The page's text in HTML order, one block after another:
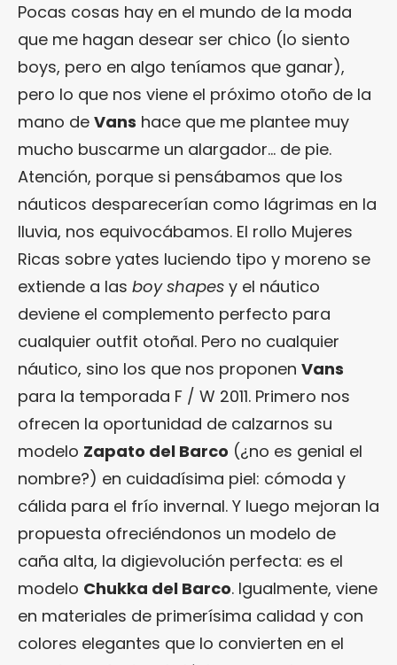
Pocas cosas hay en el mundo de la moda
que me hagan desear ser chico (lo siento
boys, pero en algo teníamos que ganar),
pero lo que nos viene el próximo otoño de la
mano de Vans hace que me plantee muy
mucho buscarme un alargador… de pie.
Atención, porque si pensábamos que los
náuticos desparecerían como lágrimas en la
lluvia, nos equivocábamos. El rollo Mujeres
Ricas sobre yates luciendo tipo y moreno se
extiende a las boy shapes y el náutico
deviene el complemento perfecto para
cualquier outfit otoñal. Pero no cualquier
náutico, sino los que nos proponen Vans
para la temporada F / W 2011. Primero nos
ofrecen la oportunidad de calzarnos su
modelo Zapato del Barco (¿no es genial el
nombre?) en cuidadísima piel: cómoda y
cálida para el frío invernal. Y luego mejoran la
propuesta ofreciéndonos un modelo de
caña alta, la digievolución perfecta: es el
modelo Chukka del Barco. Igualmente, viene
en materiales de primerísima calidad y con
colores elegantes que lo convierten en el